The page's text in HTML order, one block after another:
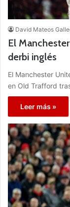
David Mateos
El
derbi inglés
El Manchester
en Old Trafford
Leer más »